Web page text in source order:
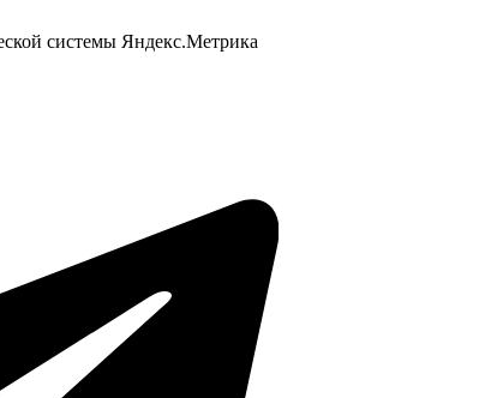
системы Яндекс.Метрика